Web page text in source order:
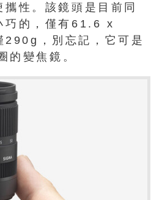
性。該鏡頭是目前同
巧的，僅有61.6 x
，別忘記，它可是
的變焦鏡。